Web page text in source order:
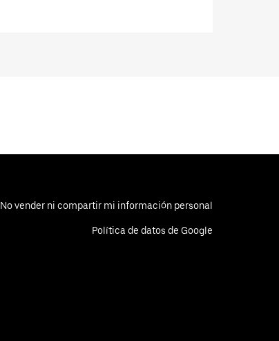
No vender ni compartir mi información personal
Política de datos de Google